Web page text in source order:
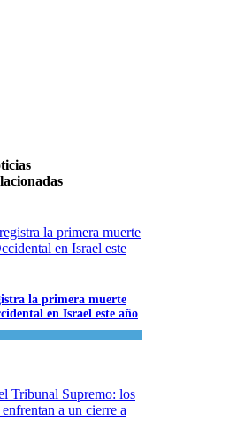
la primera muerte
en Israel este año